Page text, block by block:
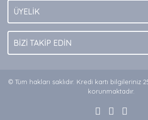
ÜYELİK
BİZİ TAKİP EDİN
© Tüm hakları saklıdır. Kredi kartı bilgileriniz
korunmaktadır.